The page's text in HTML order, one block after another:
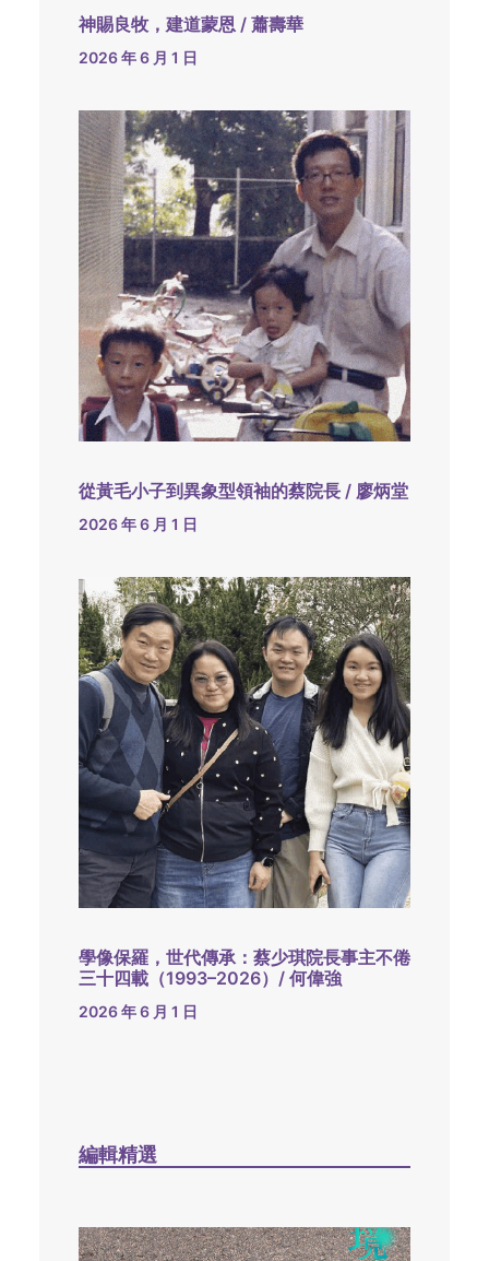
神賜良牧，建道蒙恩 / 蕭壽華
2026 年 6 月 1 日
從黃毛小子到異象型領袖的蔡院長 / 廖炳堂
2026 年 6 月 1 日
學像保羅，世代傳承：蔡少琪院長事主不倦
三十四載（1993–2026）/ 何偉強
2026 年 6 月 1 日
編輯精選